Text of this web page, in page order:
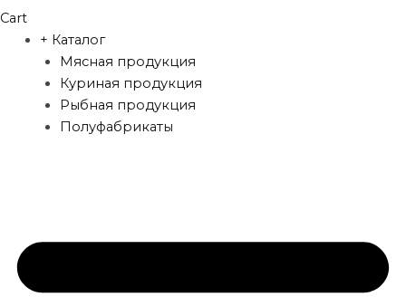
Cart
+ Каталог
Мясная продукция
Куриная продукция
Рыбная продукция
Полуфабрикаты